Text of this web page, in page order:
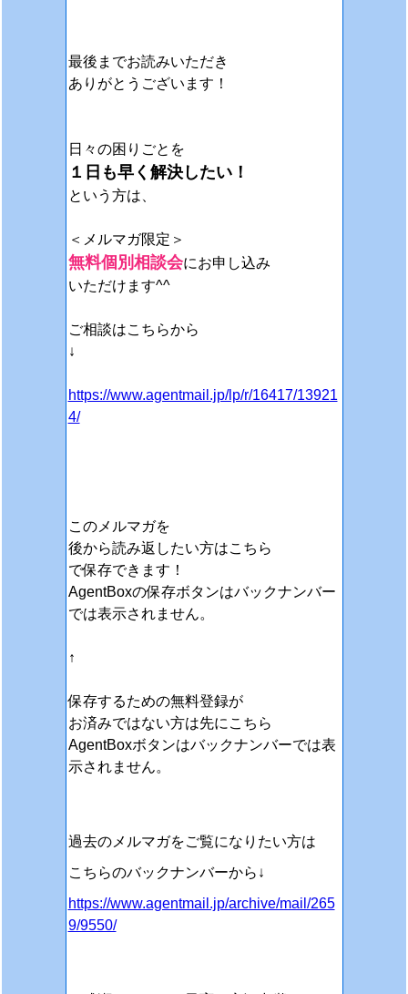
最後までお読みいただき
ありがとうございます！
日々の困りごとを
１日も早く解決したい！
という方は、
＜メルマガ限定＞
無料個別相談会にお申し込み
いただけます^^
ご相談はこちらから
↓
https://www.agentmail.jp/lp/r/16417/13921
4/
このメルマガを
後から読み返したい方はこちら
で保存できます！
AgentBoxの保存ボタンはバックナンバー
では表示されません。
↑
保存するための無料登録が
お済みではない方は先にこちら
AgentBoxボタンはバックナンバーでは表
示されません。
過去のメルマガをご覧になりたい方は
こちらのバックナンバーから↓
https://www.agentmail.jp/archive/mail/265
9/9550/